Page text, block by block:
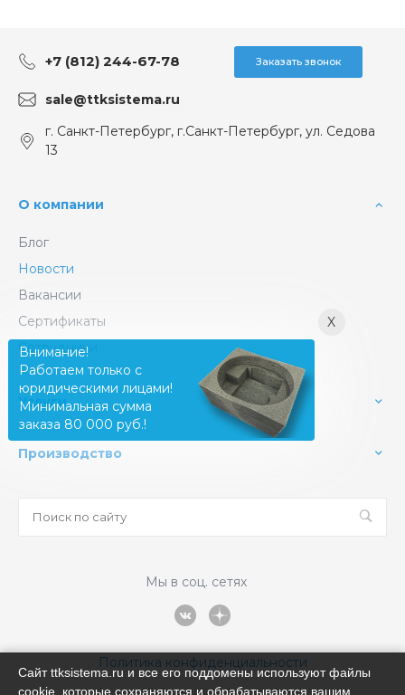
+7 (812) 244-67-78 Заказать звонок
sale@ttksistema.ru
г. Санкт-Петербург, г.Санкт-Петербург, ул. Седова
13
О компании
Блог
Новости
Вакансии
Сертификаты
Сотрудники
Услуги
Производство
Мы в соц. сетях
Политика конфиденциальности
X
Внимание!
Работаем только с
юридическими лицами!
Минимальная сумма
заказа 80 000 руб.!
Сайт ttksistema.ru и все его поддомены используют файлы
cookie, которые сохраняются и обрабатываются вашим